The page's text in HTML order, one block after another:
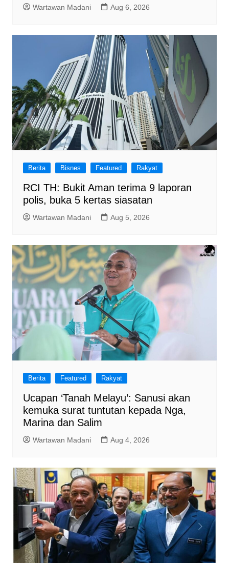
Wartawan Madani Aug 6, 2026
Berita Bisnes Featured Rakyat
RCI TH: Bukit Aman terima 9 laporan
polis, buka 5 kertas siasatan
Wartawan Madani Aug 5, 2026
Berita Featured Rakyat
Ucapan ‘Tanah Melayu’: Sanusi akan
kemuka surat tuntutan kepada Nga,
Marina dan Salim
Wartawan Madani Aug 4, 2026